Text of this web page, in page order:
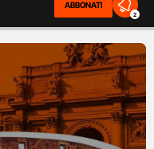
ABBONATI
2